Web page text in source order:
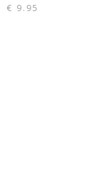
€ 9.95